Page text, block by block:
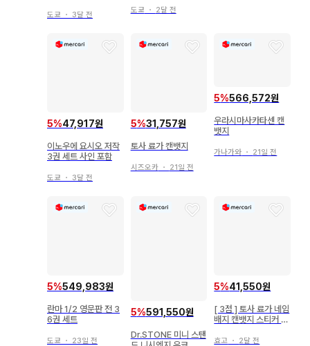
도쿄 ・ 3달 전
도쿄 ・ 2달 전
5%47,917원
이노우에 요시오 저작
3권 세트 사인 포함
도쿄 ・ 3달 전
5%31,757원
토사 료가 캔뱃지
시즈오카・ 21일 전
5%566,572원
우라시마사카타센 캔
뱃지
가나가와 ・ 21일 전
5%549,983원
란마 1/2 영문판 전 3
6권 세트
도쿄 ・ 23일 전
5%591,550원
Dr.STONE 미니 스탠
5%41,550원
[ 3점 ] 토사 료가 네임
배지 캔뱃지 스티커 파
효고 ・ 2달 전